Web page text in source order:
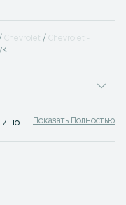
Chevrolet
Chevrolet -
Купить Chevrolet Карлук ✅ Шевроле цена б/у и нового авто ☝ Большой выбор автомобилей по выгодным ценам на OLX.uz Карлук (ранее Torg.uz) Показать Полностью